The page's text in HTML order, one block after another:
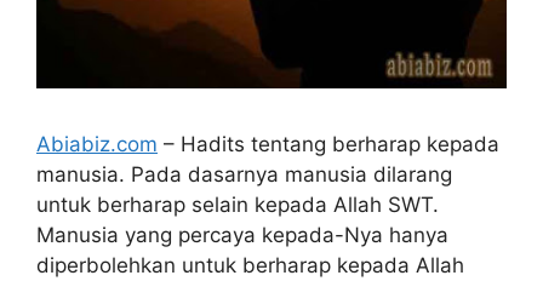
Abiabiz.com – Hadits tentang berharap kepada
manusia. Pada dasarnya manusia dilarang
untuk berharap selain kepada Allah SWT.
Manusia yang percaya kepada-Nya hanya
diperbolehkan untuk berharap kepada Allah